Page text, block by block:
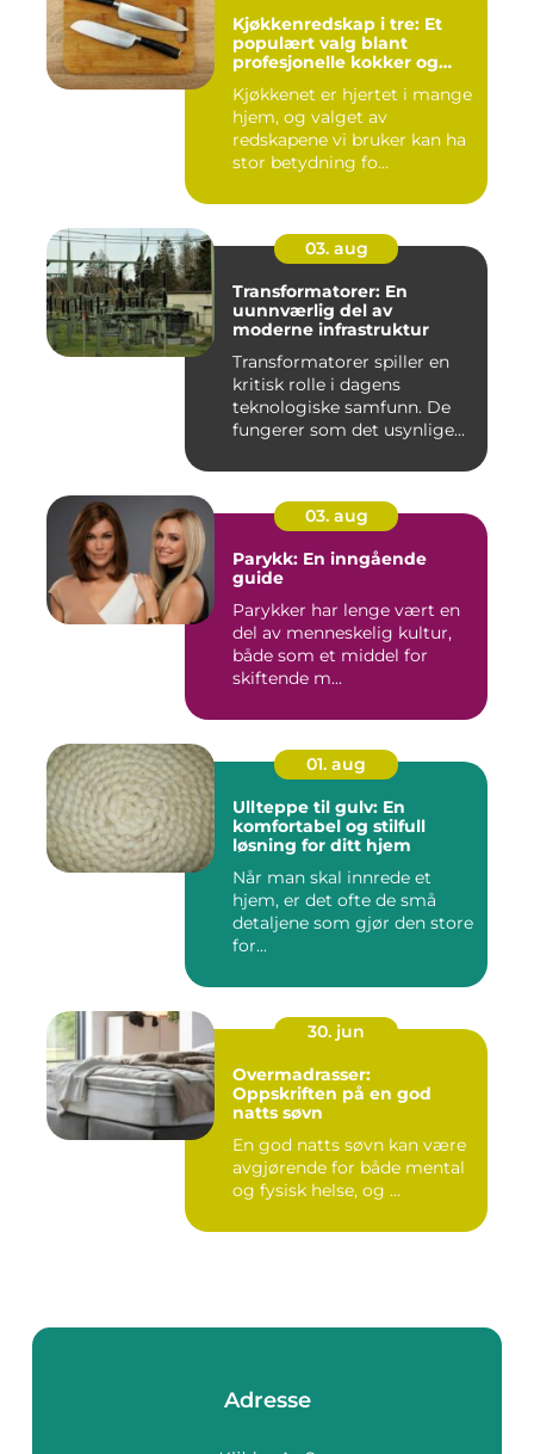
Kjøkkenredskap i tre: Et
populært valg blant
profesjonelle kokker og
Kjøkkenet er hjertet i mange
hjem, og valget av
redskapene vi bruker kan ha
stor betydning fo...
03. aug
Transformatorer: En
uunnværlig del av
moderne infrastruktur
Transformatorer spiller en
kritisk rolle i dagens
teknologiske samfunn. De
fungerer som det usynlige...
03. aug
Parykk: En inngående
guide
Parykker har lenge vært en
del av menneskelig kultur,
både som et middel for
skiftende m...
01. aug
Ullteppe til gulv: En
komfortabel og stilfull
løsning for ditt hjem
Når man skal innrede et
hjem, er det ofte de små
detaljene som gjør den store
for...
30. jun
Overmadrasser:
Oppskriften på en god
natts søvn
En god natts søvn kan være
avgjørende for både mental
og fysisk helse, og ...
Adresse